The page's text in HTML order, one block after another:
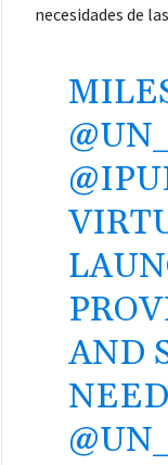
necesidades de
AND